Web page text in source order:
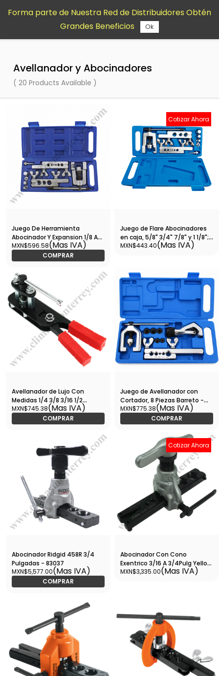
contenido
Avellanador y Abocinadores
( 20 Products Available )
Juego De Herramienta
Abocinador Y Expansion 1/8 A
3/4Pulg / Cluxer - CT-275-L
MXN$596.58(Mas IVA)
COMPRAR
Cotizar Ahora
Juego de Flare Abocinadores
en caja, 5/8" 3/4" 7/8" y 1 1/8";
45°; CT-203 - FRREHA003
MXN$443.40(Mas IVA)
Avellanador de Lujo Con
Medidas 1/4 3/8 3/16 1/2
5/8&quot;, Barreto - 2913 - FT-
MXN$745.38(Mas IVA)
COMPRAR
Juego de Avellanador con
Cortador, 8 Piezas Barreto -
FTD-240
MXN$775.38(Mas IVA)
COMPRAR
Abocinador Ridgid 458R 3/4
Pulgadas - 83037
MXN$5,577.00(Mas IVA)
COMPRAR
Cotizar Ahora
Abocinador Con Cono
Exentrico 3/16 A 3/4Pulg Yellow
Jacket - 60295
MXN$3,335.00(Mas IVA)
Forma parte de Nuestra Red de Distribuidores Obtén
Grandes Beneficios
Ok